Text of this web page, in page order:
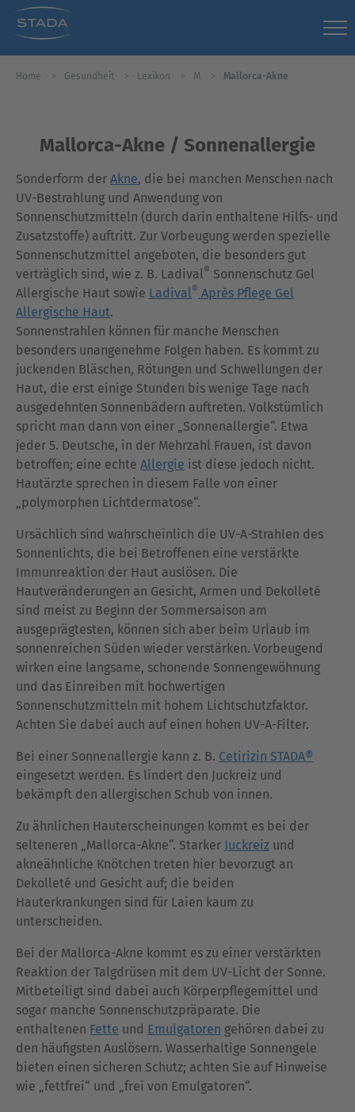
Home Gesundheit Lexikon M Mallorca-Akne
Mallorca-Akne / Sonnenallergie
Sonderform der Akne, die bei manchen Menschen nach
UV-Bestrahlung und Anwendung von
Sonnenschutzmitteln (durch darin enthaltene Hilfs- und
Zusatzstoffe) auftritt. Zur Vorbeugung werden spezielle
Sonnenschutzmittel angeboten, die besonders gut
verträglich sind, wie z. B. Ladival® Sonnenschutz Gel
Allergische Haut sowie Ladival® Après Pflege Gel
Allergische Haut.
Sonnenstrahlen können für manche Menschen
besonders unangenehme Folgen haben. Es kommt zu
juckenden Bläschen, Rötungen und Schwellungen der
Haut, die erst einige Stunden bis wenige Tage nach
ausgedehnten Sonnenbädern auftreten. Volkstümlich
spricht man dann von einer „Sonnenallergie“. Etwa
jeder 5. Deutsche, in der Mehrzahl Frauen, ist davon
betroffen; eine echte Allergie ist diese jedoch nicht.
Hautärzte sprechen in diesem Falle von einer
„polymorphen Lichtdermatose“.
Ursächlich sind wahrscheinlich die UV-A-Strahlen des
Sonnenlichts, die bei Betroffenen eine verstärkte
Immunreaktion der Haut auslösen. Die
Hautveränderungen an Gesicht, Armen und Dekolleté
sind meist zu Beginn der Sommersaison am
ausgeprägtesten, können sich aber beim Urlaub im
sonnenreichen Süden wieder verstärken. Vorbeugend
wirken eine langsame, schonende Sonnengewöhnung
und das Einreiben mit hochwertigen
Sonnenschutzmitteln mit hohem Lichtschutzfaktor.
Achten Sie dabei auch auf einen hohen UV-A-Filter.
Bei einer Sonnenallergie kann z. B. Cetirizin STADA®
eingesetzt werden. Es lindert den Juckreiz und
bekämpft den allergischen Schub von innen.
Zu ähnlichen Hauterscheinungen kommt es bei der
selteneren „Mallorca-Akne“. Starker Juckreiz und
akneähnliche Knötchen treten hier bevorzugt an
Dekolleté und Gesicht auf; die beiden
Hauterkrankungen sind für Laien kaum zu
unterscheiden.
Bei der Mallorca-Akne kommt es zu einer verstärkten
Reaktion der Talgdrüsen mit dem UV-Licht der Sonne.
Mitbeteiligt sind dabei auch Körperpflegemittel und
sogar manche Sonnenschutzpräparate. Die
enthaltenen Fette und Emulgatoren gehören dabei zu
den häufigsten Auslösern. Wasserhaltige Sonnengele
bieten einen sicheren Schutz; achten Sie auf Hinweise
wie „fettfrei“ und „frei von Emulgatoren“.